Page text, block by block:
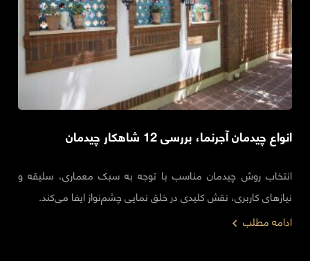
انواع چیدمان آجرنما، بررسی 12 شاهکار چیدمان
انتخاب روش چیدمان مناسب با توجه به سبک معماری، سلیقه و
نیازهای کاربری، نقش کلیدی در خلق نمایی چشم‌نواز ایفا می‌کند.
ادامه مطلب